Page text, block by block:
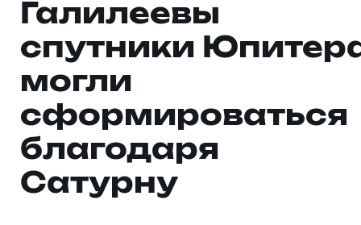
Галилеевы
спутники
могли
сформироваться
благодаря
Сатурну